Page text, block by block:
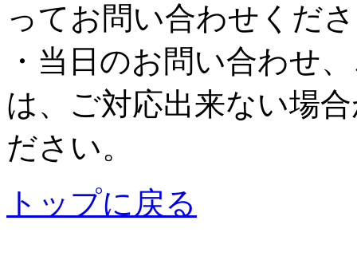
ってお問い合わせくだ
・当日のお問い合わせ
は、ご対応出来ない場
ださい。
トップに戻る